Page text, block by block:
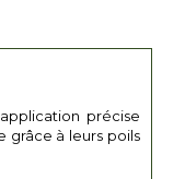
précise
grâce à leurs poils